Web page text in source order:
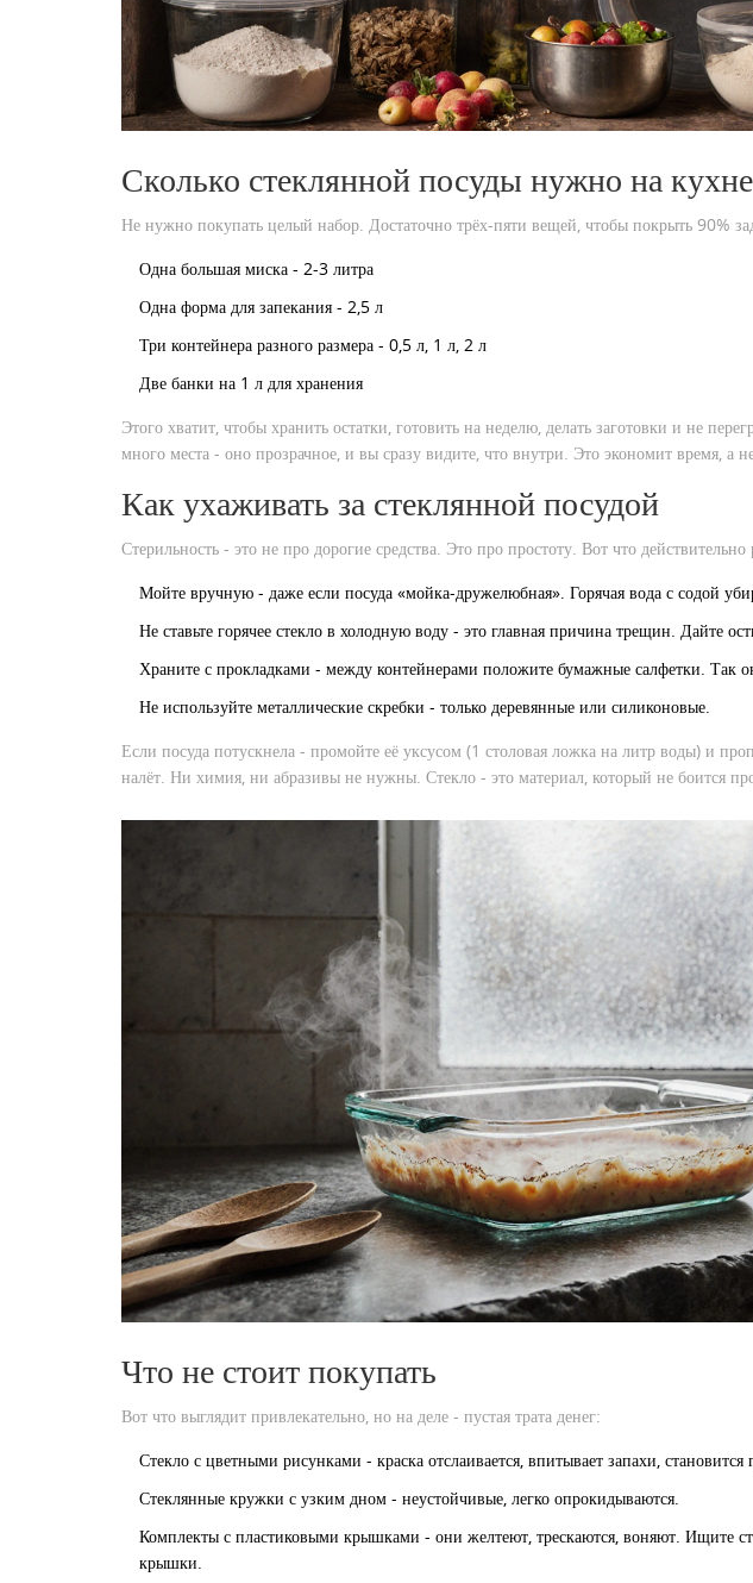
Сколько стеклянной посуды нужно на кухне
Не нужно покупать целый набор. Достаточно трёх-пяти вещей, чтобы покрыть 90%
Одна большая миска - 2-3 литра
Одна форма для запекания - 2,5 л
Три контейнера разного размера - 0,5 л, 1 л, 2 л
Две банки на 1 л для хранения
Этого хватит, чтобы хранить остатки, готовить на неделю, делать заготовки и не
много места - оно прозрачное, и вы сразу видите, что внутри. Это экономит время, а не
Как ухаживать за стеклянной посудой
Стерильность - это не про дорогие средства. Это про простоту. Вот что действительно
Мойте вручную - даже если посуда «мойка-дружелюбная». Горячая вода с содой
Не ставьте горячее стекло в холодную воду - это главная причина трещин. Дайте
Храните с прокладками - между контейнерами положите бумажные салфетки. Так
Не используйте металлические скребки - только деревянные или силиконовые.
Если посуда потускнела - промойте её уксусом (1 столовая ложка на литр воды) и
налёт. Ни химия, ни абразивы не нужны. Стекло - это материал, который не боится
Что не стоит покупать
Вот что выглядит привлекательно, но на деле - пустая трата денег:
Стекло с цветными рисунками - краска отслаивается, впитывает запахи, становится
Стеклянные кружки с узким дном - неустойчивые, легко опрокидываются.
Комплекты с пластиковыми крышками - они желтеют, трескаются, воняют. Ищите
крышки.